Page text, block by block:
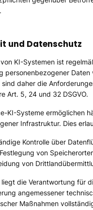
und Datenschutz
KI-Systemen ist
personenbezogener Daten
daher die
Art. 5, 24 und 32 DSGVO.
KI-Systeme ermöglichen
Infrastruktur. Dies
Kontrolle über
von
von
die Verantwortung für
angemessener
Maßnahmen